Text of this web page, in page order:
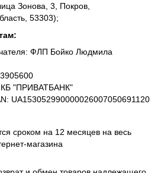
Зонова, 3, Покров,
53303);
ФЛП Бойко Людмила
КБ "ПРИВАТБАНК"
UA153052990000026007050691120
сроком на 12 месяцев на весь
магазина